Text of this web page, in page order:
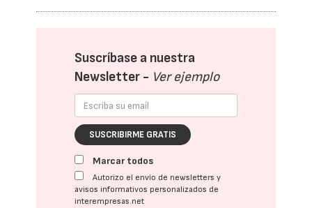
Suscríbase a nuestra
Newsletter - Ver ejemplo
SUSCRIBIRME GRATIS
Marcar todos
Autorizo el envío de newsletters y
avisos informativos personalizados de
interempresas.net